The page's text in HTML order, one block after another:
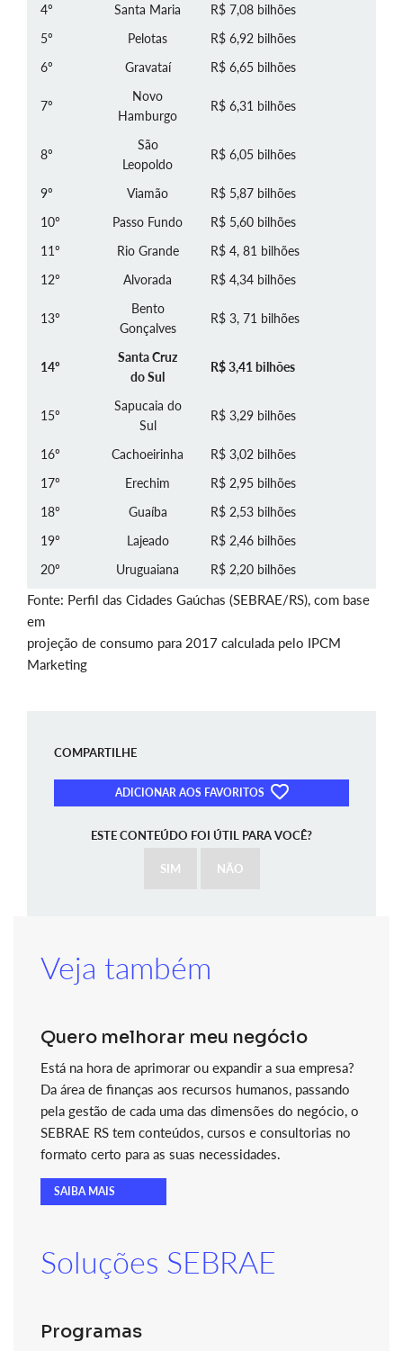
4º
Santa Maria
R$ 7,08 bilhões
5º
Pelotas
R$ 6,92 bilhões
6º
Gravataí R$ 6,65 bilhões
7º
Novo
Hamburgo
R$ 6,31 bilhões
8º
São
Leopoldo
R$ 6,05 bilhões
9º Viamão
R$ 5,87 bilhões
10º
Passo Fundo
R$ 5,60 bilhões
11º
Rio Grande
R$ 4, 81 bilhões
12º
Alvorada R$ 4,34 bilhões
13º
Bento
Gonçalves
R$ 3, 71 bilhões
14º
Santa Cruz
do Sul
R$ 3,41 bilhões
15º
Sapucaia do
Sul
R$ 3,29 bilhões
16º Cachoeirinha
R$ 3,02 bilhões
17º
Erechim
R$ 2,95 bilhões
18º
Guaíba
R$ 2,53 bilhões
19º
Lajeado
R$ 2,46 bilhões
20º
Uruguaiana R$ 2,20 bilhões
Fonte: Perfil das Cidades Gaúchas (SEBRAE/RS), com base
em
projeção de consumo para 2017 calculada pelo IPCM
Marketing
COMPARTILHE
ADICIONAR AOS FAVORITOS
ESTE CONTEÚDO FOI ÚTIL PARA VOCÊ?
SIM NÃO
Veja também
Quero melhorar meu negócio
Está na hora de aprimorar ou expandir a sua empresa?
Da área de finanças aos recursos humanos, passando
pela gestão de cada uma das dimensões do negócio, o
SEBRAE RS tem conteúdos, cursos e consultorias no
formato certo para as suas necessidades.
SAIBA MAIS
Soluções SEBRAE
Programas